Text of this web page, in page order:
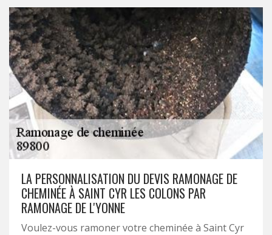
LA PERSONNALISATION DU DEVIS RAMONAGE DE
CHEMINÉE À SAINT CYR LES COLONS PAR
RAMONAGE DE L'YONNE
Voulez-vous ramoner votre cheminée à Saint Cyr